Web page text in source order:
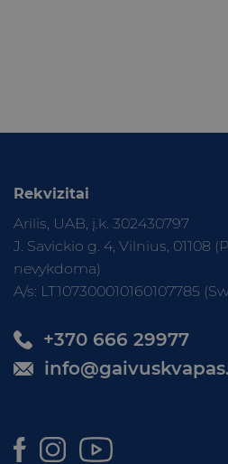
Rekvizitai
Arilis, UAB, į.k. 302430797
J. Savickio g. 4, Vilnius, 01108
nevykdoma)
A/s: LT107300010160107785
+370 666 29977